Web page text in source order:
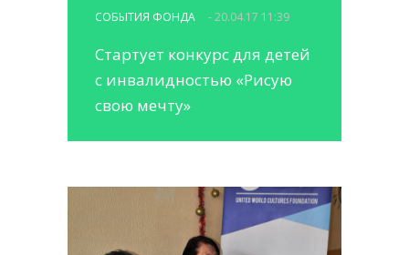
СОБЫТИЯ ФОНДА - 20.04.17 11:39
Стартует конкурс для детей
с инвалидностью «Рисую
свою мечту»